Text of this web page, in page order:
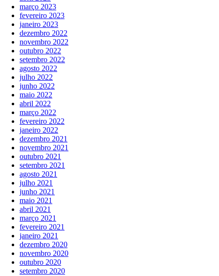
março 2023
fevereiro 2023
janeiro 2023
dezembro 2022
novembro 2022
outubro 2022
setembro 2022
agosto 2022
julho 2022
junho 2022
maio 2022
abril 2022
março 2022
fevereiro 2022
janeiro 2022
dezembro 2021
novembro 2021
outubro 2021
setembro 2021
agosto 2021
julho 2021
junho 2021
maio 2021
abril 2021
março 2021
fevereiro 2021
janeiro 2021
dezembro 2020
novembro 2020
outubro 2020
setembro 2020